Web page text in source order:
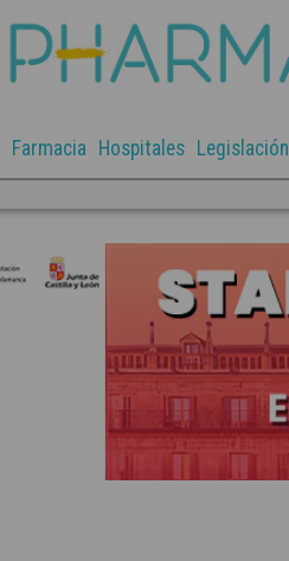
Farmacia Hospitales Legislación